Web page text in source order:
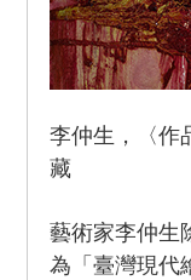
李仲生，〈作
藏
藝術家李仲生
為「臺灣現代